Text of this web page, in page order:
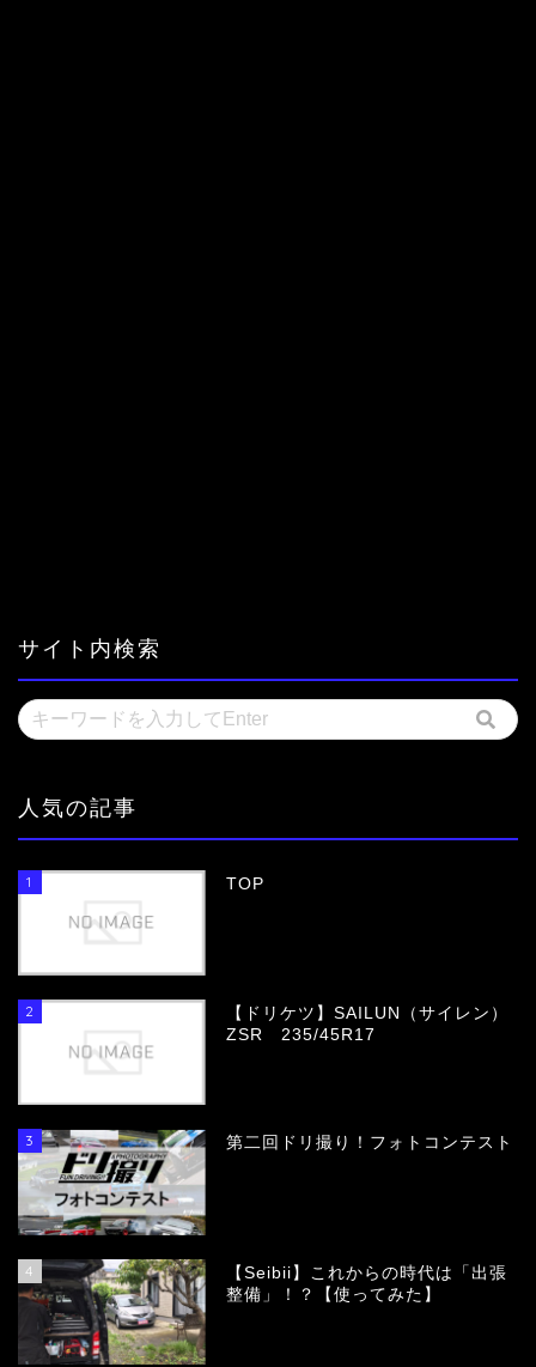
サイト内検索
人気の記事
1 TOP
2
【ドリケツ】SAILUN（サイレン）
ZSR 235/45R17
3 第二回ドリ撮り！フォトコンテスト
4
【Seibii】これからの時代は「出張
整備」！？【使ってみた】